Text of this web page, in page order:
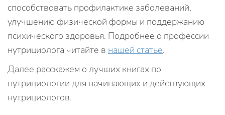
способствовать профилактике заболеваний,
улучшению физической формы и поддержанию
психического здоровья. Подробнее о профессии
нутрициолога читайте в нашей статье.
Далее расскажем о лучших книгах по
нутрициологии для начинающих и действующих
нутрициологов.